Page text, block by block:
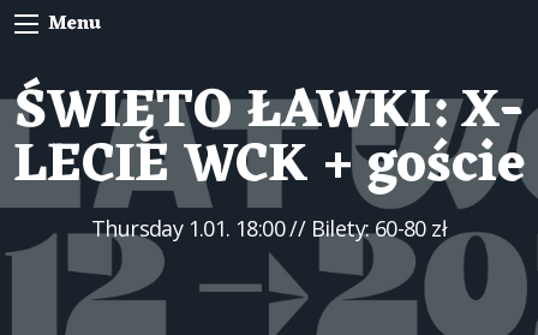
Menu
ŚWIĘTO ŁAWKI: X-
LECIE WCK + goście
Thursday 1.01. 18:00// Bilety: 60-80 zł